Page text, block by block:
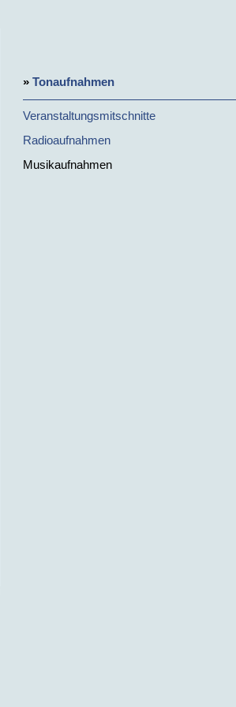
» Tonaufnahmen
Veranstaltungsmitschnitte
Radioaufnahmen
Musikaufnahmen